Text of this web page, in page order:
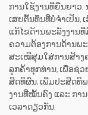
ການໃຊ້ງານທີ່ຍືນຍາວ
ເສຍຕົ້ນທຶນທີ່ບໍ່ຈຳເປັນ,
ແກ້ໄຂດ້ານພະລັງງານ
ຄວາມຕ້ອງການດ້ານພ
ສະເໝີສຸມໃສ່ການສ້າ
ລູກຄ້າທຸກທ່ານ, ເພື່ອຊ່
ສິດທິຜົນ, ເພີ່ມປະສິດທິ
ງານທີ່ໝັ້ນຄົງ ແລະ ກາ
ເວລາດຽວກັນ.